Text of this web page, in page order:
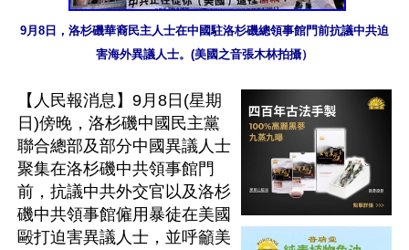
9月8日，洛杉磯華裔民主人士在中國駐洛杉磯總領事館門前抗議中共迫
害海外異議人士。(美國之音張木林拍攝）
【人民報消息】9月8日(星期
日)傍晚，洛杉磯中國民主黨
聯合總部及部分中國異議人士
聚集在洛杉磯中共領事館門
前，抗議中共外交官以及洛杉
磯中共領事館僱用暴徒在美國
毆打迫害異議人士，並呼籲美